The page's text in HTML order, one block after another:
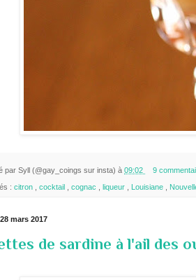
par Syll (@gay_coings sur insta) à 09:02 9
: citron , cocktail , cognac , liqueur , Louisiane ,
mars 2017
de sardine à l'ail des